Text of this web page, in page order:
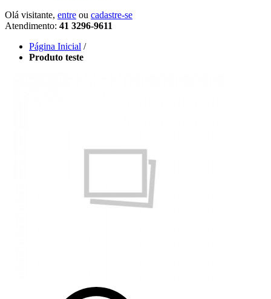
Olá visitante, entre ou cadastre-se
Atendimento: 41 3296-9611
Página Inicial /
Produto teste